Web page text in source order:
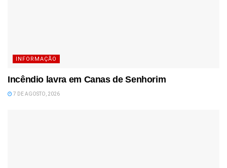
INFORMAÇÃO
Incêndio lavra em Canas de Senhorim
7 DE AGOSTO, 2026